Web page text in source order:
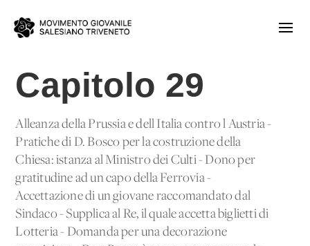
Capitolo 29
Alleanza della Prussia e dell'Italia contro l'Austria -
Pratiche di D. Bosco per la costruzione della
Chiesa: istanza al Ministro dei Culti - Dono per
gratitudine ad un capo della Ferrovia -
Accettazione di un giovane raccomandato dal
Sindaco - Supplica al Re, il quale accetta biglietti di
Lotteria - Domanda per una decorazione